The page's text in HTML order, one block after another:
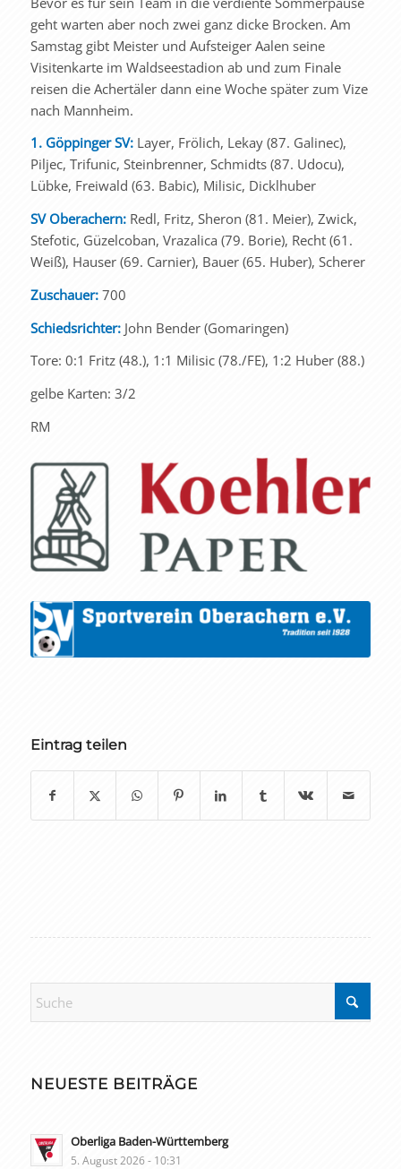
geht warten aber noch zwei ganz dicke Brocken. Am
Samstag gibt Meister und Aufsteiger Aalen seine
Visitenkarte im Waldseestadion ab und zum Finale
reisen die Achertäler dann eine Woche später zum Vize
nach Mannheim.
1. Göppinger SV:Layer, Frölich, Lekay (87. Galinec),
Piljec, Trifunic, Steinbrenner, Schmidts (87. Udocu),
Lübke, Freiwald (63. Babic), Milisic, Dicklhuber
SV Oberachern:Redl, Fritz, Sheron (81. Meier), Zwick,
Stefotic, Güzelcoban, Vrazalica (79. Borie), Recht (61.
Weiß), Hauser (69. Carnier), Bauer (65. Huber), Scherer
Zuschauer:700
Schiedsrichter:John Bender (Gomaringen)
Tore: 0:1 Fritz (48.), 1:1 Milisic (78./FE), 1:2 Huber (88.)
gelbe Karten: 3/2
RM
Eintrag teilen
NEUESTE BEITRÄGE
Oberliga Baden-Württemberg
5. August 2026 - 10:31